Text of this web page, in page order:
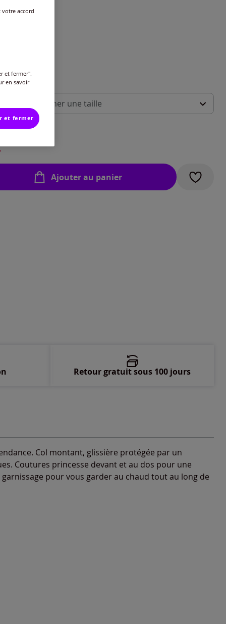
sélectionner une taille
En stock
En stock
des tailles
Ajouter au panier
Col montant, glissière protégée par un
Coutures princesse devant et au dos pour une
pour vous garder au chaud tout au long de
Retour gratuit sous 100 jours
accord
et fermer".
en savoir
et fermer